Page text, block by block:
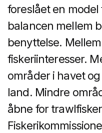
foreslået en
balancen mellem
benyttelse.
fiskeriinteresser.
områder i havet
land. Mindre
åbne for